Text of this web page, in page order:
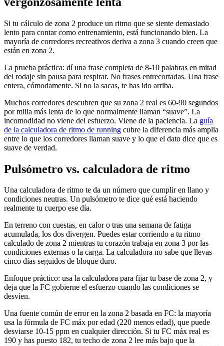
Si tu cálculo de zona 2 produce un ritmo que se siente demasiado
lento para contar como entrenamiento, está funcionando bien. La
mayoría de corredores recreativos deriva a zona 3 cuando creen que
están en zona 2.
La prueba práctica: dí una frase completa de 8-10 palabras en mitad
del rodaje sin pausa para respirar. No frases entrecortadas. Una frase
entera, cómodamente. Si no la sacas, te has ido arriba.
Muchos corredores descubren que su zona 2 real es 60-90 segundos
por milla más lenta de lo que normalmente llaman “suave”. La
incomodidad no viene del esfuerzo. Viene de la paciencia. La guía
de la calculadora de ritmo de running cubre la diferencia más amplia
entre lo que los corredores llaman suave y lo que el dato dice que es
suave de verdad.
Pulsómetro vs. calculadora de ritmo
Una calculadora de ritmo te da un número que cumplir en llano y
condiciones neutras. Un pulsómetro te dice qué está haciendo
realmente tu cuerpo ese día.
En terreno con cuestas, en calor o tras una semana de fatiga
acumulada, los dos divergen. Puedes estar corriendo a tu ritmo
calculado de zona 2 mientras tu corazón trabaja en zona 3 por las
condiciones externas o la carga. La calculadora no sabe que llevas
cinco días seguidos de bloque duro.
Enfoque práctico: usa la calculadora para fijar tu base de zona 2, y
deja que la FC gobierne el esfuerzo cuando las condiciones se
desvíen.
Una fuente común de error en la zona 2 basada en FC: la mayoría
usa la fórmula de FC máx por edad (220 menos edad), que puede
desviarse 10-15 ppm en cualquier dirección. Si tu FC máx real es
190 y has puesto 182, tu techo de zona 2 lee más bajo que la